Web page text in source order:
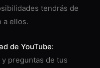
tendrás de
a ellos.
de YouTube:
preguntas de tus